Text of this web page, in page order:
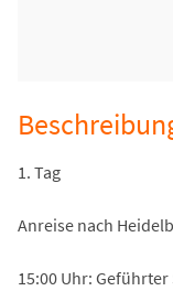
1. Tag
Anreise nach
15:00 Uhr: